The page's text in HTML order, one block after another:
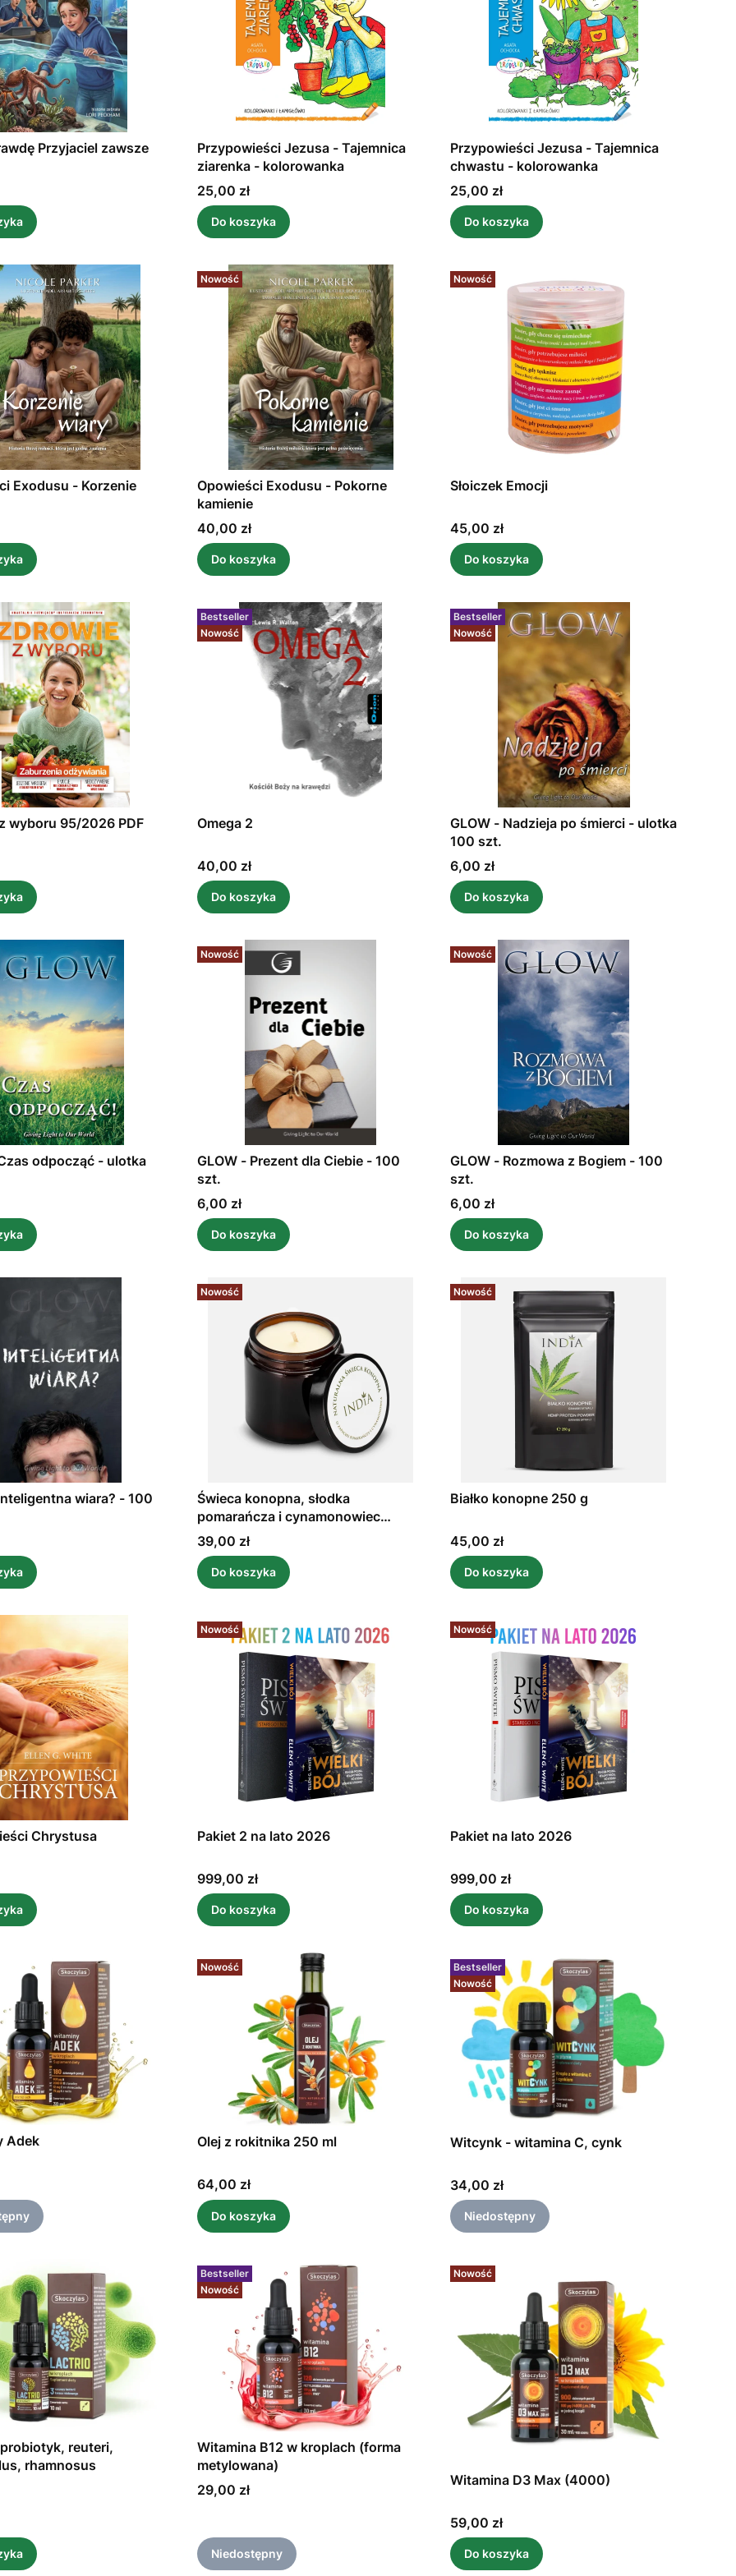
Przyjaciel zawsze
Przypowieści Jezusa - Tajemnica
ziarenka - kolorowanka
Cena
25,00 zł
Do koszyka
Przypowieści Jezusa - Tajemnica
chwastu - kolorowanka
Cena
25,00 zł
Do koszyka
Exodusu - Korzenie
Nowość
Opowieści Exodusu - Pokorne
kamienie
Cena
40,00 zł
Do koszyka
Nowość
Słoiczek Emocji
Cena
45,00 zł
Do koszyka
wyboru 95/2026 PDF
Bestseller
Nowość
Omega 2
Cena
40,00 zł
Do koszyka
Bestseller
Nowość
GLOW - Nadzieja po śmierci - ulotka
100 szt.
Cena
6,00 zł
Do koszyka
odpocząć - ulotka
Nowość
GLOW - Prezent dla Ciebie - 100
szt.
Cena
6,00 zł
Do koszyka
Nowość
GLOW - Rozmowa z Bogiem - 100
szt.
Cena
6,00 zł
Do koszyka
wiara? - 100
Nowość
Świeca konopna, słodka
pomarańcza i cynamonowiec
cejloński - 90 g
Cena
39,00 zł
Do koszyka
Nowość
Białko konopne 250 g
Cena
45,00 zł
Do koszyka
Chrystusa
Nowość
Pakiet 2 na lato 2026
Cena
999,00 zł
Do koszyka
Nowość
Pakiet na lato 2026
Cena
999,00 zł
Do koszyka
Adek
Nowość
Olej z rokitnika 250 ml
Cena
64,00 zł
Do koszyka
Bestseller
Nowość
Witcynk - witamina C, cynk
Cena
34,00 zł
Niedostępny
reuteri,
rhamnosus
Bestseller
Nowość
Witamina B12 w kroplach (forma
metylowana)
Cena
29,00 zł
Niedostępny
Nowość
Witamina D3 Max (4000)
Cena
59,00 zł
Do koszyka